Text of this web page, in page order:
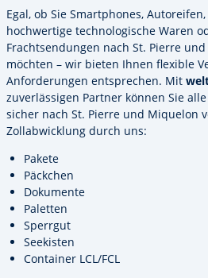
Egal, ob Sie Smartphones,
hochwertige technologische Waren
Frachtsendungen nach St. Pierre
möchten – wir bieten Ihnen flexible
Anforderungen entsprechen. Mit
zuverlässigen Partner können Sie
sicher nach St. Pierre und Miquelon
Zollabwicklung durch uns:
Pakete
Päckchen
Dokumente
Paletten
Sperrgut
Seekisten
Container LCL/FCL